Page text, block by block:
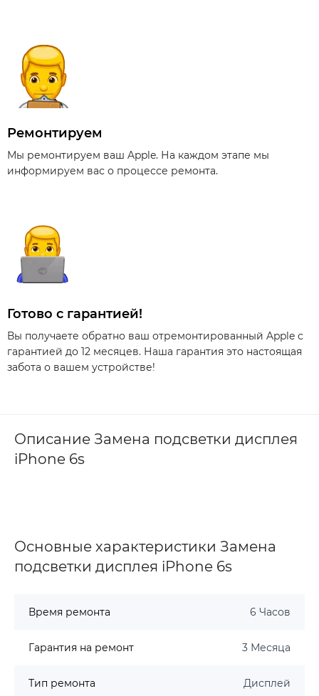
Ремонтируем
Мы ремонтируем ваш Apple. На каждом этапе мы
информируем вас о процессе ремонта.
Готово с гарантией!
Вы получаете обратно ваш отремонтированный Apple с
гарантией до 12 месяцев. Наша гарантия это настоящая
забота о вашем устройстве!
Описание Замена подсветки дисплея
iPhone 6s
Основные характеристики Замена
подсветки дисплея iPhone 6s
Время ремонта 6 Часов
Гарантия на ремонт 3 Месяца
Тип ремонта Дисплей